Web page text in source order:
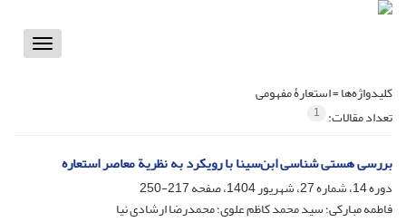
Toggle
کلیدواژه‌ها =استعارۀ مفهومی
تعداد مقالات: 1
بررسی هستی‌ شناسی ابن‌سینا با رویکرد به نظریة معاصر استعاره
دوره 14، شماره 27، شهریور 1404، صفحه
217-250
فاطمه مبارکی؛ سید محمد کاظم علوی؛ محمدرضا ارشادی نیا